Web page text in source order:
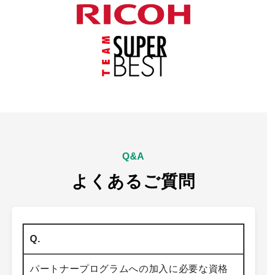
Q&A
よくあるご質問
Q.
パートナープログラムへの加入に必要な資格